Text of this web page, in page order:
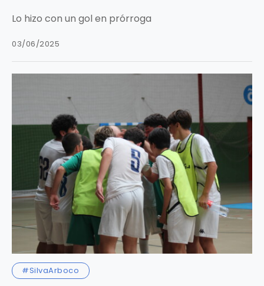
Lo hizo con un gol en prórroga
03/06/2025
#SilvaArboco